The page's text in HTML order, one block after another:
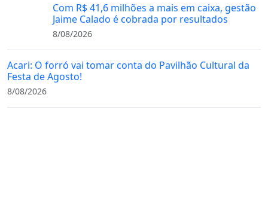
Com R$ 41,6 milhões a mais em caixa, gestão
Jaime Calado é cobrada por resultados
8/08/2026
Acari: O forró vai tomar conta do Pavilhão Cultural da
Festa de Agosto!
8/08/2026